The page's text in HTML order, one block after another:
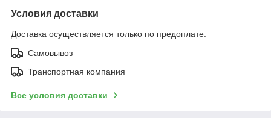
Условия доставки
Доставка осуществляется только по предоплате.
Самовывоз
Транспортная компания
Все условия доставки